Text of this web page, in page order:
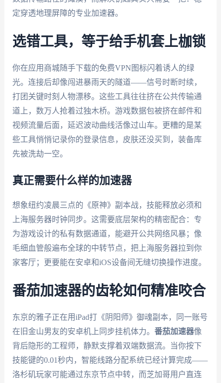
定穿透地理屏障的专业加速器。
选错工具，等于给手机套上枷锁
你在应用商城随手下载的免费VPN图标闪着诱人的绿
光。连接后却像闯进暴雨天的隧道——信号时断时续，
打团关键时刻人物漂移。这些工具往往挤在公共传输通
道上，数万人抢着过独木桥。游戏数据包被挤在邮件和
视频流量后面，延迟波动曲线活像过山车。更糟的是某
些工具悄悄记录你的登录信息，皮肤还没买到，装备库
先被洗劫一空。
真正需要什么样的加速器
想象纽约凌晨三点的《原神》副本战，技能释放必须和
上海服务器时钟同步。这需要底层架构的精密配合：专
为游戏设计的私有数据通道，能避开公共网络风暴；像
毛细血管般遍布全球的中转节点，把上海服务器拉到你
家客厅；更要能在安卓和iOS设备间无缝切换操作进度。
番茄加速器的齿轮如何精准咬合
东京的雅子正在用iPad打《阴阳师》御魂副本，同一账号
在旧金山男友的安卓机上同步挂机体力。 番茄加速器像
背后隐形的工程师，静默支撑着双端数据流。当你按下
技能键的0.01秒内，智能线路分配系统已经计算完成——
洛杉矶玩家可能通过东京节点中转，而芝加哥用户直连